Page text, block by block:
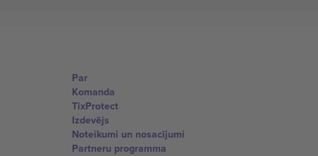
Par
Komanda
TixProtect
Izdevējs
Noteikumi un nosacījumi
Partneru programma